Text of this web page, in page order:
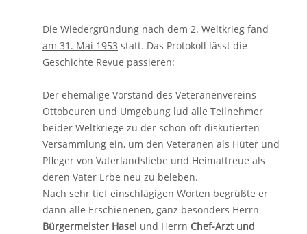
Die Wiedergründung nach dem 2. Weltkrieg fand
am 31. Mai 1953 statt. Das Protokoll lässt die
Geschichte Revue passieren:
Der ehemalige Vorstand des Veteranenvereins
Ottobeuren und Umgebung lud alle Teilnehmer
beider Weltkriege zu der schon oft diskutierten
Versammlung ein, um den Veteranen als Hüter und
Pfleger von Vaterlandsliebe und Heimattreue als
deren Väter Erbe neu zu beleben.
Nach sehr tief einschlägigen Worten begrüßte er
dann alle Erschienenen, ganz besonders Herrn
Bürgermeister Hasel und Herrn Chef-Arzt und